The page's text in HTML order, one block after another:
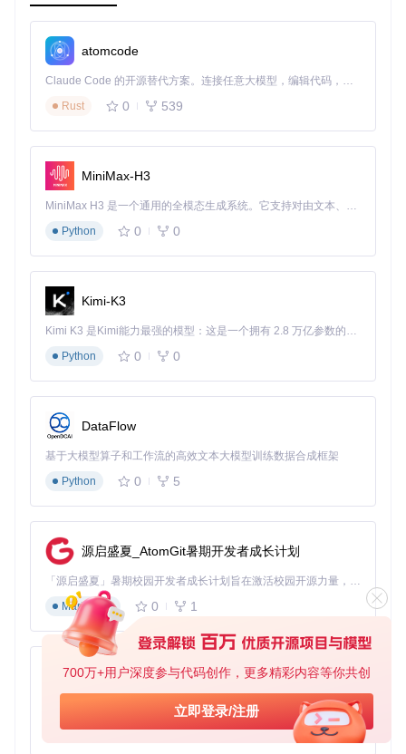
700万+用户深度参与代码创作，更多精彩内容等你共创
立即登录/注册
进阶技巧：专业用户的效率提升指南
验证ISO文件完整性
制作前建议验证ISO文件的SHA256哈希值，确保文件未损
# 操作目的：计算ISO文件哈希值
高级分区配置
按住Option键点击"开始制作"可进入高级模式，支持：
自定义分区大小
启用UEFI安全启动
保留现有数据分区
准备-执行-验证：三步法制作启动盘
硬件准备
：8GB以上USB闪存盘（建议USB 3.0）
软件准备：Windows ISO文件（任何版本）
环境检查：确保macOS版本在10.6以上
新手陷阱：使用杂牌USB设备可能导致写入失败，建议选
执行阶段
# 操作目的：克隆项目仓库
git clone
启动应用
配置参数：
选择USB设备
导入Windows ISO文件
勾选"Patch Installer Requirements"选项
新手陷阱：未勾选补丁选项将导致Windows 11安装时提示
制作完成后，工具会自动验证USB驱动器的完整性
atomcode
Claude Code 的开源替代方案。连接任意大模型，编辑代码，运行命令，自动验证 — 全自动执行。用 Rust 构建，极致性能。 ｜ An open-source alternative to Claude Code. Connect any LLM, edit code, run commands, and verify changes — autonomously. Built in Rust for speed. Get Started
Rust
0 539
MiniMax-H3
MiniMax H3 是一个通用的全模态生成系统。它支持对由文本、图像、视频和音频组成的多模态上下文进行统一理解，并能生成分辨率高达 2K、时长可达 15 秒的带原生立体声音频的视频。得益于面向任务泛化的系统设计，H3 在预训练阶段就已具备广泛的多模态上下文理解与生成能力，能够出色地执行复杂的多模态指令。
Python
0 0
Kimi-K3
Kimi K3 是Kimi能力最强的模型：这是一个拥有 2.8 万亿参数的混合专家（MoE）模型，具备原生视觉理解能力，并支持 100 万 token 的上下文窗口。
Python
0 0
DataFlow
基于大模型算子和工作流的高效文本大模型训练数据合成框架
Python
0 5
源启盛夏_AtomGit暑期开发者成长计划
「源启盛夏」暑期校园开发者成长计划旨在激活校园开源力量，通过积分激励、认证扶持、资源倾斜等形式，引导高校组织和开发者完成「入驻 — 建项目 — 做贡献 — 获认证 — 得资源」的完整闭环。无论你是想带领社团入驻平台的组织者，还是希望用代码贡献证明自己的开发者，都能在这里找到属于你的成长路径。
Markdown
0 1
py-xiaozhi
基于Python的Xiaozhi AI，适用于想要完整Xiaozhi体验而无需拥有专用硬件的用户。
Python
0 1